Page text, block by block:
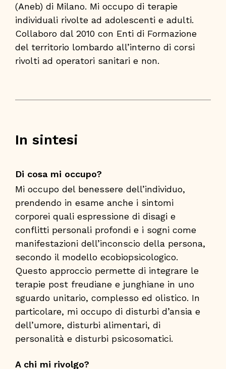
(Aneb) di Milano. Mi occupo di terapie
individuali rivolte ad adolescenti e adulti.
Collaboro dal 2010 con Enti di Formazione
del territorio lombardo all’interno di corsi
rivolti ad operatori sanitari e non.
In sintesi
Di cosa mi occupo?
Mi occupo del benessere dell’individuo,
prendendo in esame anche i sintomi
corporei quali espressione di disagi e
conflitti personali profondi e i sogni come
manifestazioni dell’inconscio della persona,
secondo il modello ecobiopsicologico.
Questo approccio permette di integrare le
terapie post freudiane e junghiane in uno
sguardo unitario, complesso ed olistico. In
particolare, mi occupo di disturbi d’ansia e
dell’umore, disturbi alimentari, di
personalità e disturbi psicosomatici.
A chi mi rivolgo?